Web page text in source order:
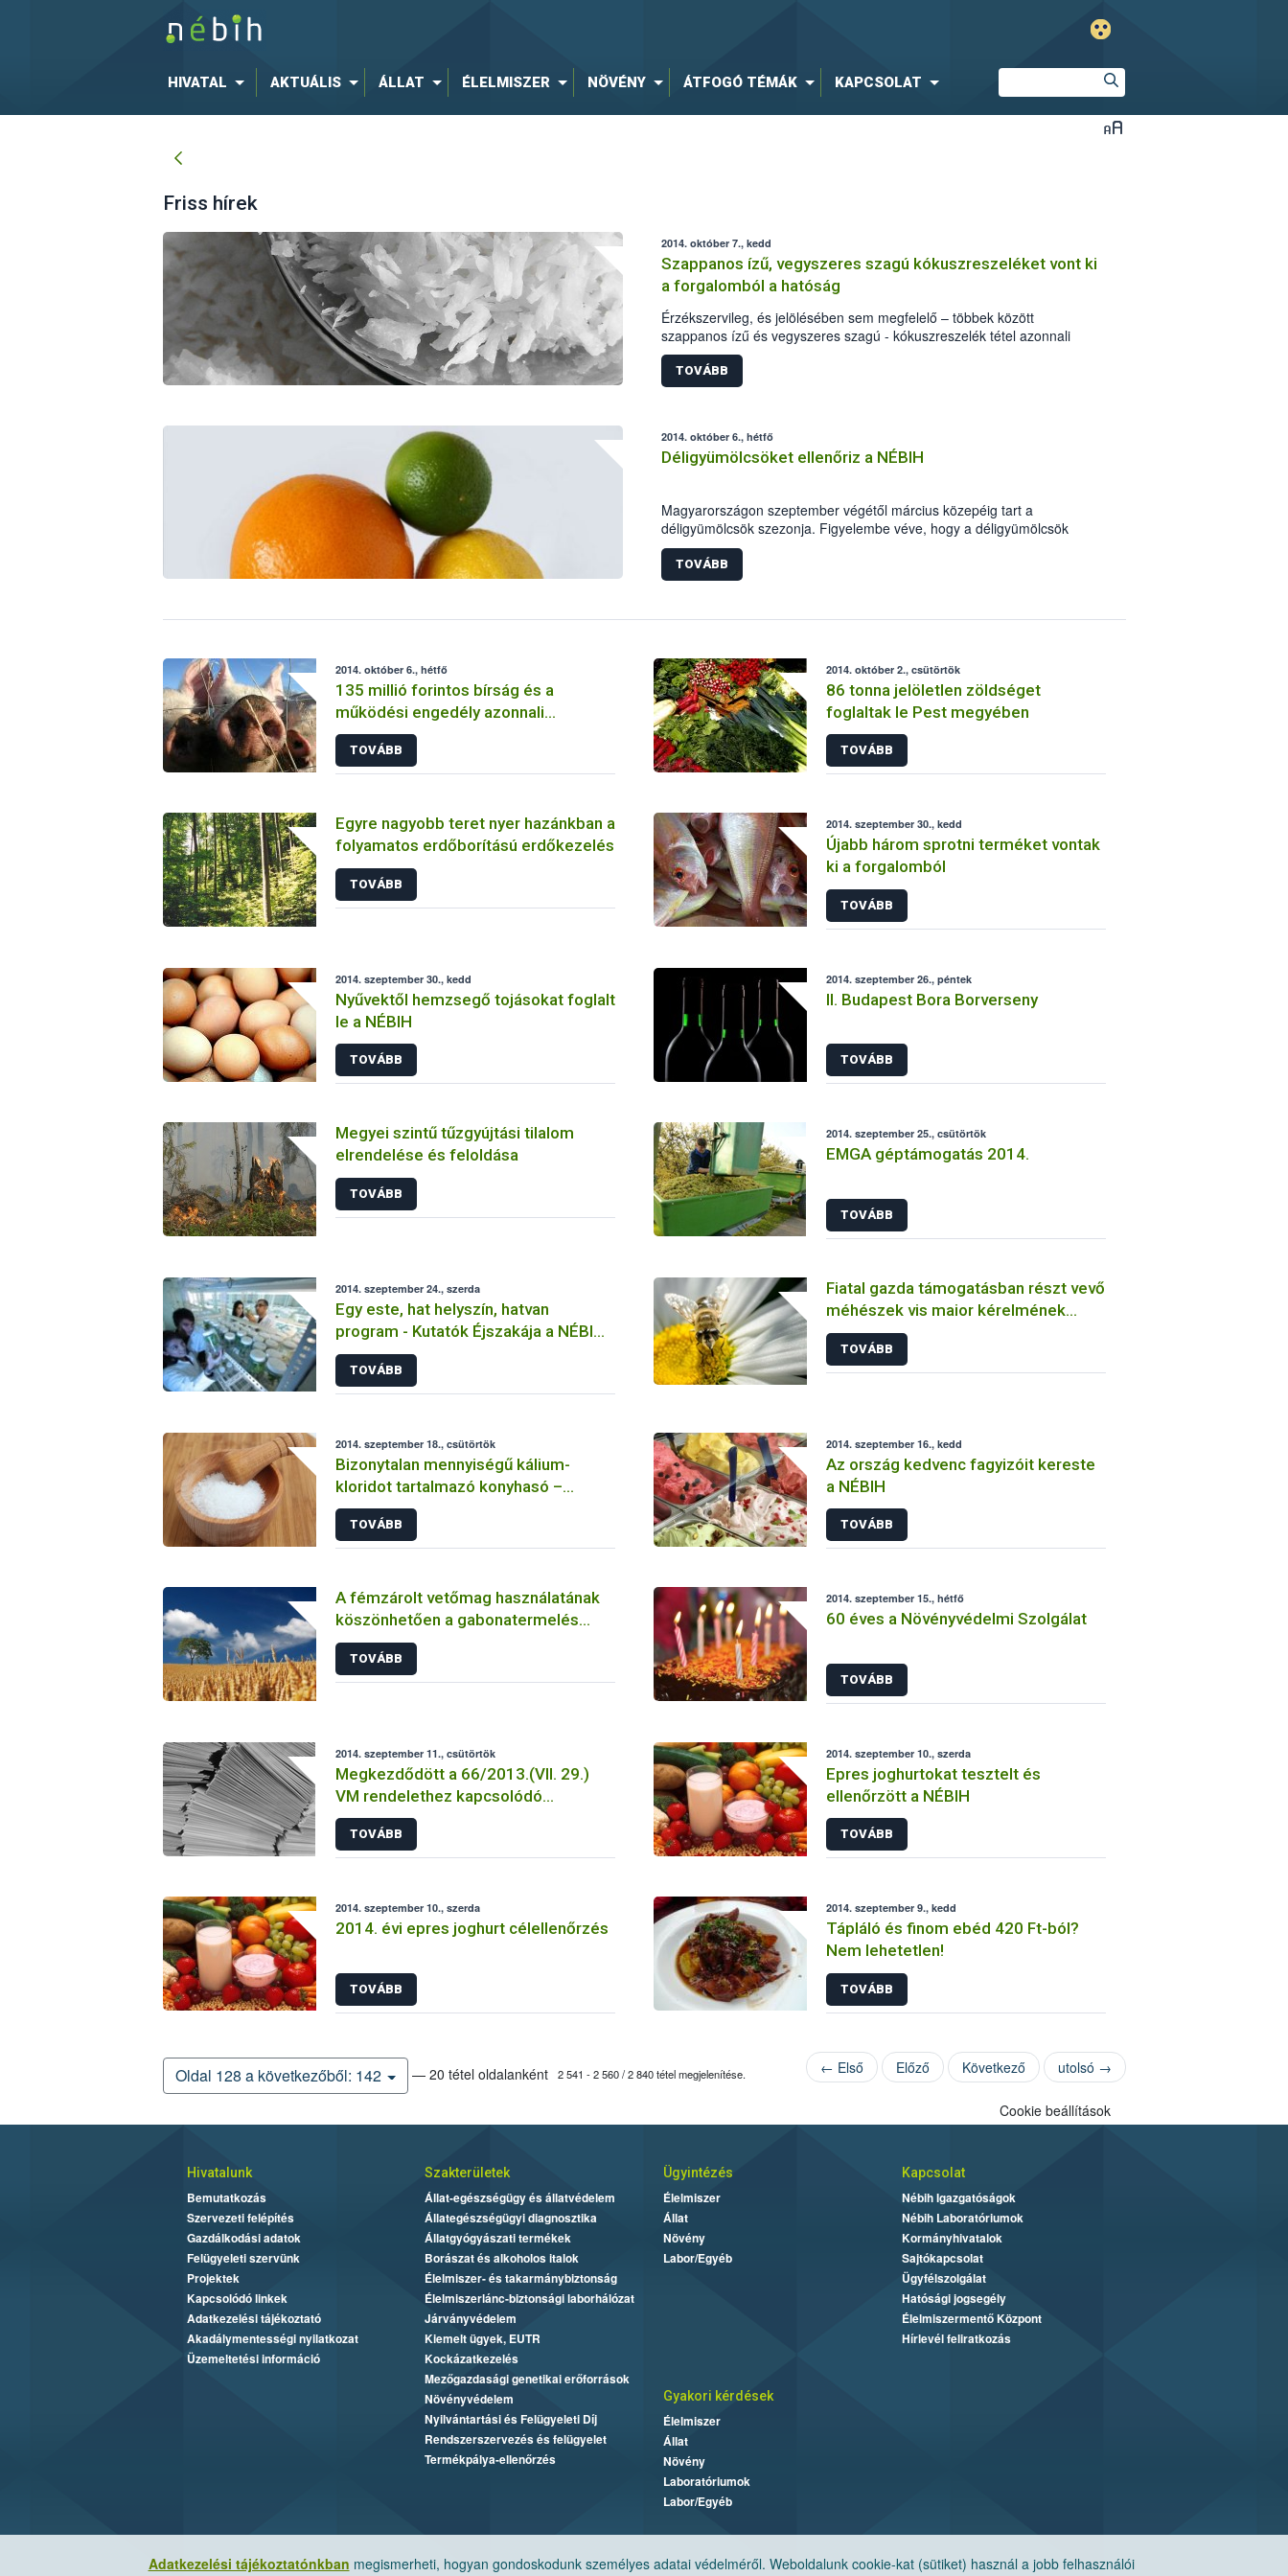
HIVATAL AKTUÁLIS ÁLLAT ÉLELMISZER NÖVÉNY ÁTFOGÓ TÉMÁK KAPCSOLAT
Friss hírek
2014. október 7., kedd
Szappanos ízű, vegyszeres szagú kókuszreszeléket vont ki
a forgalomból a hatóság
Érzékszervileg, és jelölésében sem megfelelő – többek között
szappanos ízű és vegyszeres szagú - kókuszreszelék tétel azonnali
hatályú visszahívását rendelte el az élelmiszerlánc felügyeleti hatóság. A
minőségi problémákon túl a Lacikonyha Magyarország Kft. által
forgalmazott, 2014. november 25-i minőség megőrzési idejű terméken
TOVÁBB
2014. október 6., hétfő
Déligyümölcsöket ellenőriz a NÉBIH
Magyarországon szeptember végétől március közepéig tart a
déligyümölcsök szezonja. Figyelembe véve, hogy a déligyümölcsök
minősége a szezon kezdeti szakaszában nem mindig kielégítő, Dr.
Fazekas Sándor földművelésügyi miniszter elrendelte, hogy a hatóság
kiemelten ellenőrizze e termékek minőségét. Az ellenőrzések során a
avokádót és a kereskedők polcain egyre nagyobb mennyiségben
intézkedés fontosságát jelzi, hogy hazánkban az egy főre eső évi
déligyümölcs-fogyasztás közel 12 kilogramm.
TOVÁBB
2014. október 6., hétfő
135 millió forintos bírság és a
működési engedély azonnali
visszavonása egy galamboki
vágóhídnál
TOVÁBB
2014. október 2., csütörtök
86 tonna jelöletlen zöldséget
foglaltak le Pest megyében
TOVÁBB
Egyre nagyobb teret nyer hazánkban a
folyamatos erdőborítású erdőkezelés
TOVÁBB
2014. szeptember 30., kedd
Újabb három sprotni terméket vontak
ki a forgalomból
TOVÁBB
2014. szeptember 30., kedd
Nyűvektől hemzsegő tojásokat foglalt
le a NÉBIH
TOVÁBB
2014. szeptember 26., péntek
II. Budapest Bora Borverseny
TOVÁBB
Megyei szintű tűzgyújtási tilalom
elrendelése és feloldása
TOVÁBB
2014. szeptember 25., csütörtök
EMGA géptámogatás 2014.
TOVÁBB
2014. szeptember 24., szerda
Egy este, hat helyszín, hatvan
program - Kutatók Éjszakája a NÉBIH-
nél is
TOVÁBB
Fiatal gazda támogatásban részt vevő
méhészek vis maior kérelmének
beadása
TOVÁBB
2014. szeptember 18., csütörtök
Bizonytalan mennyiségű kálium-
kloridot tartalmazó konyhasó –
élelmiszerbiztonsági vonatkozások
TOVÁBB
2014. szeptember 16., kedd
Az ország kedvenc fagyizóit kereste
a NÉBIH
TOVÁBB
A fémzárolt vetőmag használatának
köszönhetően a gabonatermelés
stabil ágazata hazánk
mezőgazdaságának
TOVÁBB
2014. szeptember 15., hétfő
60 éves a Növényvédelmi Szolgálat
TOVÁBB
2014. szeptember 11., csütörtök
Megkezdődött a 66/2013.(VII. 29.)
VM rendelethez kapcsolódó
támogatási határozatok postázása.
TOVÁBB
2014. szeptember 10., szerda
Epres joghurtokat tesztelt és
ellenőrzött a NÉBIH
TOVÁBB
2014. szeptember 10., szerda
2014. évi epres joghurt célellenőrzés
TOVÁBB
2014. szeptember 9., kedd
Tápláló és finom ebéd 420 Ft-ból?
Nem lehetetlen!
TOVÁBB
Oldal 128 a következőből: 142 — 20 tétel oldalanként 2 541 - 2 560 / 2 840 tétel megjelenítése. ← Első Előző Következő utolsó →
Adatkezelési tájékoztatónkban megismerheti, hogyan gondoskodunk személyes adatai védelméről. Weboldalunk cookie-kat (sütiket) használ a jobb felhasználói
Cookie beállítások
Hivatalunk
Bemutatkozás
Szervezeti felépítés
Gazdálkodási adatok
Felügyeleti szervünk
Projektek
Kapcsolódó linkek
Adatkezelési tájékoztató
Akadálymentességi nyilatkozat
Üzemeltetési információ
Szakterületek
Állat-egészségügy és állatvédelem
Állategészségügyi diagnosztika
Állatgyógyászati termékek
Borászat és alkoholos italok
Élelmiszer- és takarmánybiztonság
Élelmiszerlánc-biztonsági laborhálózat
Járványvédelem
Kiemelt ügyek, EUTR
Kockázatkezelés
Mezőgazdasági genetikai erőforrások
Növényvédelem
Nyilvántartási és Felügyeleti Díj
Rendszerszervezés és felügyelet
Termékpálya-ellenőrzés
Ügyintézés
Élelmiszer
Állat
Növény
Labor/Egyéb
Kapcsolat
Nébih Igazgatóságok
Nébih Laboratóriumok
Kormányhivatalok
Sajtókapcsolat
Ügyfélszolgálat
Hatósági jogsegély
Élelmiszermentő Központ
Hírlevél feliratkozás
Gyakori kérdések
Élelmiszer
Állat
Növény
Laboratóriumok
Labor/Egyéb